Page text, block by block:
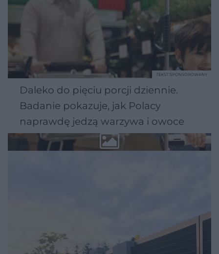
Daleko do pięciu porcji dziennie.
Badanie pokazuje, jak Polacy
naprawdę jedzą warzywa i owoce
TEKST SPONSOROWANY